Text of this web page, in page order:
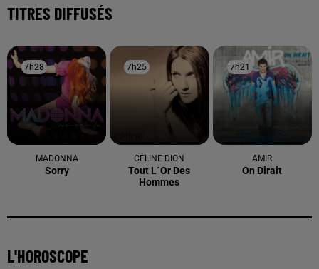
TITRES DIFFUSÉS
7h28
7h28
MADONNA
Sorry
7h25
7h25
CÉLINE DION
Tout L´or Des
Hommes
7h21
7h21
AMIR
On Dirait
L'HOROSCOPE